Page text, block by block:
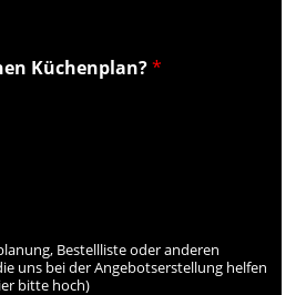
Küchenplan?*
Bestellliste oder anderen
uns bei der Angebotserstellung helfen
bitte hoch)